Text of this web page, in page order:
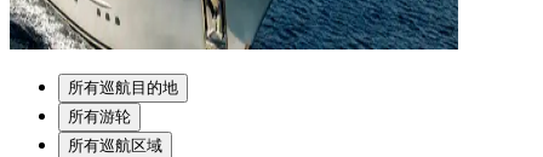
所有巡航目的地
所有游轮
所有巡航区域